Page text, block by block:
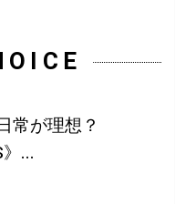
常が理想？
》...